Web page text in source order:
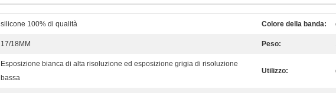
silicone 100% di qualità Colore della banda:
17/18MM Peso:
Esposizione bianca di alta risoluzione ed esposizione grigia di risoluzione
bassa
Utilizzo: